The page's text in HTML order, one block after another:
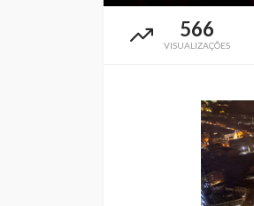
566
VISUALIZAÇÕES